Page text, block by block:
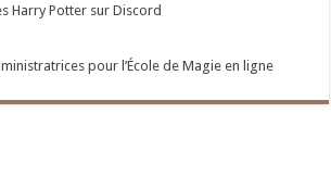
Harry Potter sur Discord
pour l’École de Magie en ligne